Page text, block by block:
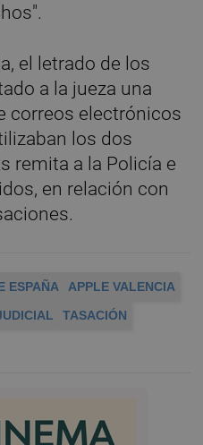
el letrado de los
a la jueza una
correos electrónicos
los dos
remita a la Policía e
en relación con
ESPAÑA
APPLE VALENCIA
TASACIÓN